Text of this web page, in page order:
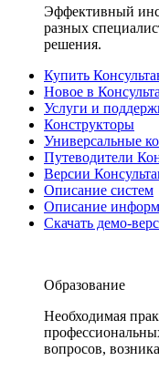
Эффективный
разных
решения.
Купить
Новое в
Услуги и
Конструкторы
Универсальные
Путеводители
Версии
Описание систем
Описание
Скачать демо-
Образование
Необходимая
вопросов,